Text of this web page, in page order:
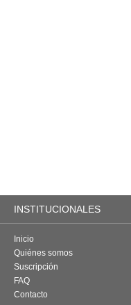
INSTITUCIONALES
Inicio
Quiénes somos
Suscripción
FAQ
Contacto